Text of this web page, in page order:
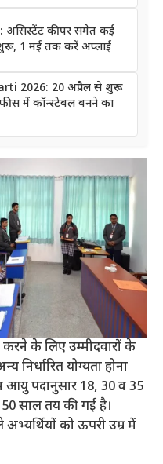
असिस्टेंट कीपर समेत कई
1 मई तक करें अप्लाई
2026: 20 अप्रैल से शुरू
में कॉन्स्टेबल बनने का
के लिए उम्मीदवारों के
निर्धारित योग्यता होना
आयु पदानुसार 18, 30 व 35
साल तय की गई है।
को ऊपरी उम्र में